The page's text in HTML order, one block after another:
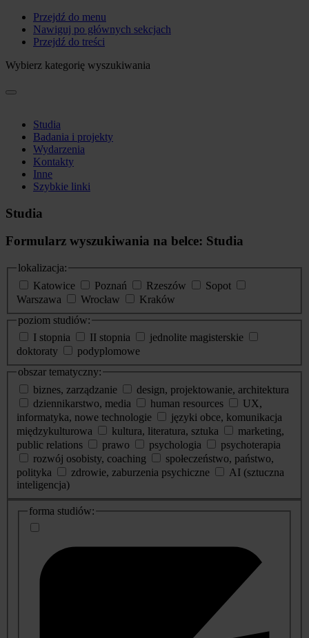
Przejdź do menu
Nawiguj po głównych sekcjach
Przejdź do treści
Wybierz kategorię wyszukiwania
Studia
Badania i projekty
Wydarzenia
Kontakty
Inne
Szybkie linki
Studia
Formularz wyszukiwania na belce: Studia
lokalizacja:
Katowice
Poznań Rzeszów
Sopot
Warszawa
Wrocław
Kraków
poziom studiów:
I stopnia
II stopnia
jednolite magisterskie
doktoraty
podyplomowe
obszar tematyczny:
biznes, zarządzanie
design, projektowanie, architektura
dziennikarstwo, media
human resources
UX,
informatyka, nowe technologie
języki obce, komunikacja
międzykulturowa
kultura, literatura, sztuka
marketing,
public relations
prawo psychologia
psychoterapia
rozwój osobisty, coaching
społeczeństwo, państwo,
polityka
zdrowie, zaburzenia psychiczne
AI (sztuczna
inteligencja)
dodatkowe
informacje
forma studiów: